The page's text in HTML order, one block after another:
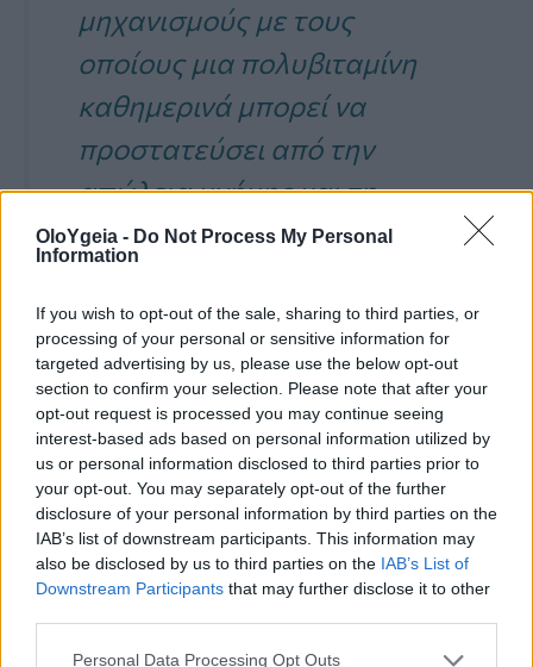
OloYgeia - Do Not Process My Personal
Information
If you wish to opt-out of the sale, sharing to third parties, or
processing of your personal or sensitive information for
targeted advertising by us, please use the below opt-out
section to confirm your selection. Please note that after your
opt-out request is processed you may continue seeing
interest-based ads based on personal information utilized by
us or personal information disclosed to third parties prior to
your opt-out. You may separately opt-out of the further
disclosure of your personal information by third parties on the
IAB’s list of downstream participants. This information may
also be disclosed by us to third parties on the IAB’s List of
Downstream Participants that may further disclose it to other
Personal Data Processing Opt Outs
μηχανισμούς με τους
οποίους μια πολυβιταμίνη
καθημερινά μπορεί να
προστατεύσει από την
απώλεια μνήμης και τη
γνωστική εξασθένηση με
κατάσταση και άλλους
παράγοντες που
σχετίζονται με τη
γήρανση», πρόσθεσε ο
ειδικός.
Για παράδειγμα, ο τροποποιητικός